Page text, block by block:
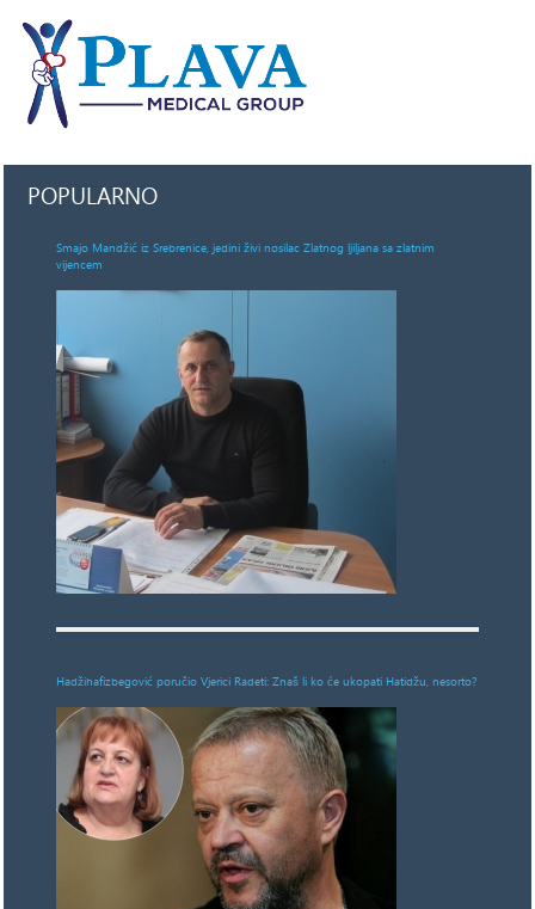
POPULARNO
Smajo Mandžić iz Srebrenice, jedini živi nosilac Zlatnog ljiljana sa zlatnim
vijencem
Hadžihafizbegović poručio Vjerici Radeti: Znaš li ko će ukopati Hatidžu, nesorto?